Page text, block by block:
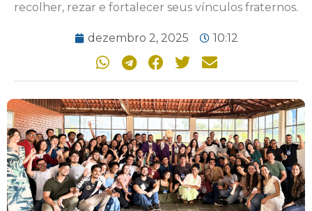
recolher, rezar e fortalecer seus vínculos fraternos.
dezembro 2, 2025 10:12